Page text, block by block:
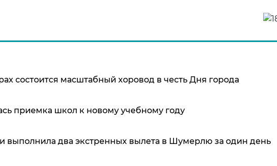
состоится масштабный хоровод в честь Дня города
приемка школ к новому учебному году
выполнила два экстренных вылета в Шумерлю за один день